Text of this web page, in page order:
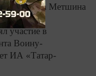
Ильсура Метшина
Великой
участие в
Воину-
ИА «Татар-